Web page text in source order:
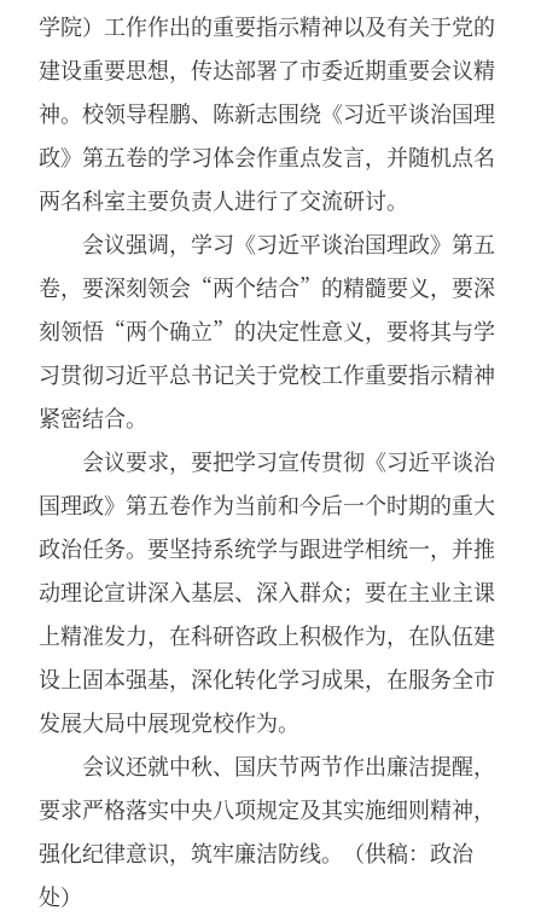
学院）工作作出的重要指示精神以及有关于党的
建设重要思想，传达部署了市委近期重要会议精
神。校领导程鹏、陈新志围绕《习近平谈治国理
政》第五卷的学习体会作重点发言，并随机点名
两名科室主要负责人进行了交流研讨。
会议强调，学习《习近平谈治国理政》第五
卷，要深刻领会“两个结合”的精髓要义，要深
刻领悟“两个确立”的决定性意义，要将其与学
习贯彻习近平总书记关于党校工作重要指示精神
紧密结合。
会议要求，要把学习宣传贯彻《习近平谈治
国理政》第五卷作为当前和今后一个时期的重大
政治任务。要坚持系统学与跟进学相统一，并推
动理论宣讲深入基层、深入群众；要在主业主课
上精准发力，在科研咨政上积极作为，在队伍建
设上固本强基，深化转化学习成果，在服务全市
发展大局中展现党校作为。
会议还就中秋、国庆节两节作出廉洁提醒，
要求严格落实中央八项规定及其实施细则精神，
强化纪律意识，筑牢廉洁防线。（供稿：政治
处）